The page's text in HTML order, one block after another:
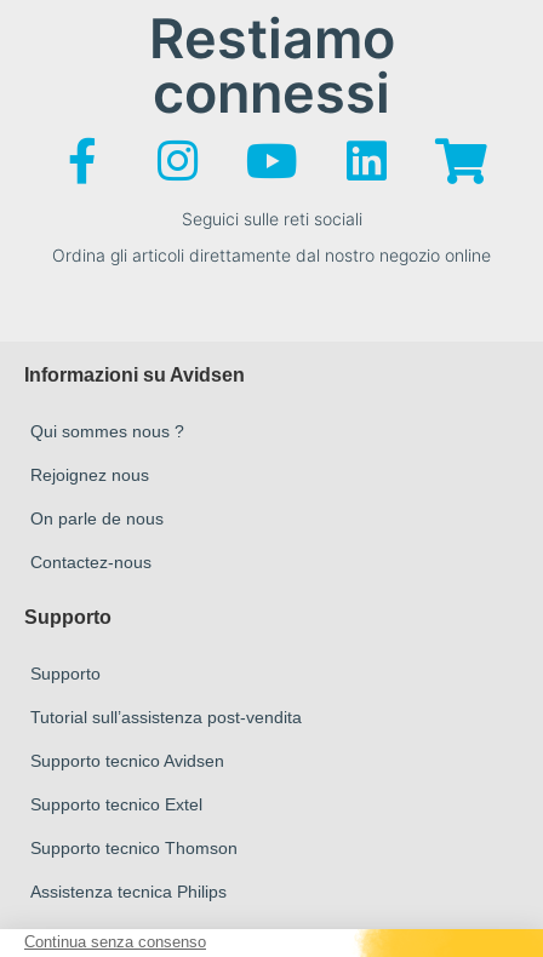
Restiamo
connessi
Seguici sulle reti sociali
Ordina gli articoli direttamente dal nostro negozio online
Informazioni su Avidsen
Qui sommes nous ?
Rejoignez nous
On parle de nous
Contactez-nous
Supporto
Supporto
Tutorial sull’assistenza post-vendita
Supporto tecnico Avidsen
Supporto tecnico Extel
Supporto tecnico Thomson
Assistenza tecnica Philips
Marchio del Gruppo Avidsen